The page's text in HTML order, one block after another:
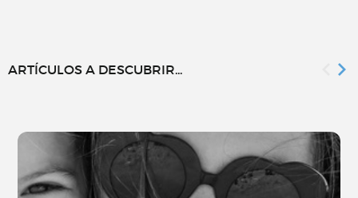
ARTÍCULOS A DESCUBRIR...